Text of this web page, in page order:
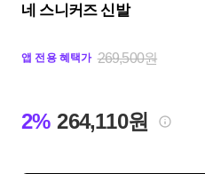
네 스니커즈 신발
앱 전용 혜택가 269,500원
2% 264,110원